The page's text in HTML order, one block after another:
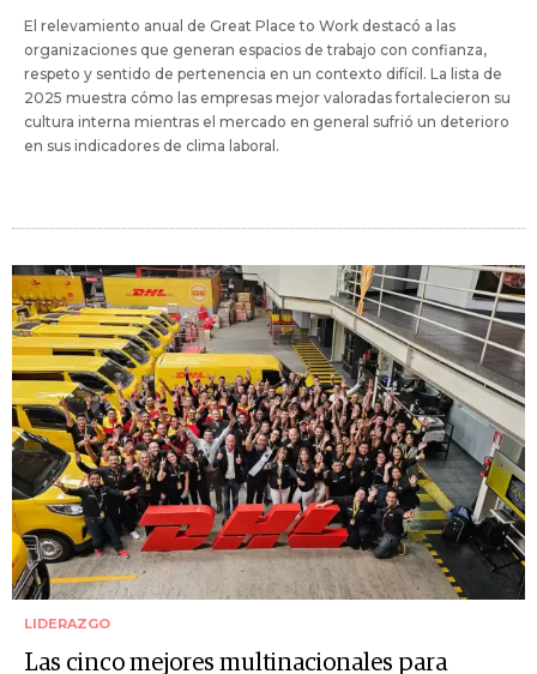
El relevamiento anual de Great Place to Work destacó a las
organizaciones que generan espacios de trabajo con confianza,
respeto y sentido de pertenencia en un contexto difícil. La lista de
2025 muestra cómo las empresas mejor valoradas fortalecieron su
cultura interna mientras el mercado en general sufrió un deterioro
en sus indicadores de clima laboral.
LIDERAZGO
Las cinco mejores multinacionales para